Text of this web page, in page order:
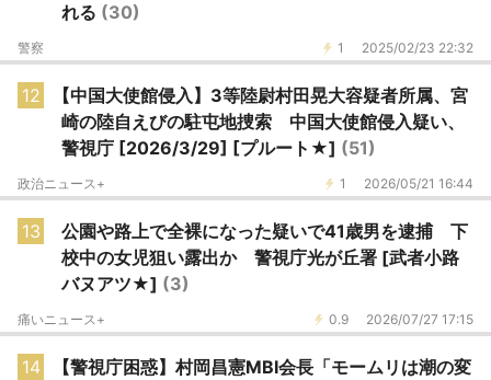
れる (30)
1 2025/02/23 22:32
警察
12
【中国大使館侵入】3等陸尉村田晃大容疑者所属、宮
崎の陸自えびの駐屯地捜索 中国大使館侵入疑い、
警視庁 [2026/3/29] [プルート★] (51)
1 2026/05/21 16:44
政治ニュース+
13
公園や路上で全裸になった疑いで41歳男を逮捕 下
校中の女児狙い露出か 警視庁光が丘署 [武者小路
バヌアツ★] (3)
0.9 2026/07/27 17:15
痛いニュース+
14
【警視庁困惑】村岡昌憲MBI会長「モームリは潮の変